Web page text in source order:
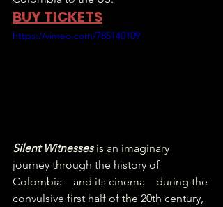
BUY TICKETS
https://vimeo.com/785140109
Silent Witnesses is an imaginary
journey through the history of
Colombia—and its cinema—during the
convulsive first half of the 20th century,